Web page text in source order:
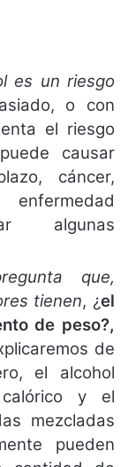
es un riesgo
o con
el riesgo
causar
cáncer,
algunas
que,
tienen, ¿el
de peso?,
de
el alcohol
y el
mezcladas
pueden